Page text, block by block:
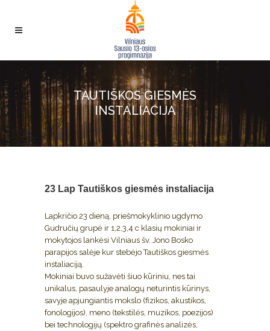
TAUTIŠKOS GIESMĖS
INSTALIACIJA
23 Lap Tautiškos giesmės instaliacija
Lapkričio 23 dieną, priešmokyklinio ugdymo
Gudručių grupė ir 1,2,3,4 c klasių mokiniai ir
mokytojos lankėsi Vilniaus šv. Jono Bosko
parapijos salėje kur stebėjo Tautiškos giesmės
instaliaciją.
Mokiniai buvo sužavėti šiuo kūriniu, nes tai
unikalus, pasaulyje analogų neturintis kūrinys,
savyje apjungiantis mokslo (fizikos, akustikos,
fonologijos), meno (tekstilės, muzikos, poezijos)
bei technologijų (spektro grafinės analizės,